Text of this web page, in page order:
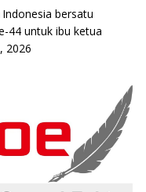
bersatu
44 untuk ibu ketua
2026